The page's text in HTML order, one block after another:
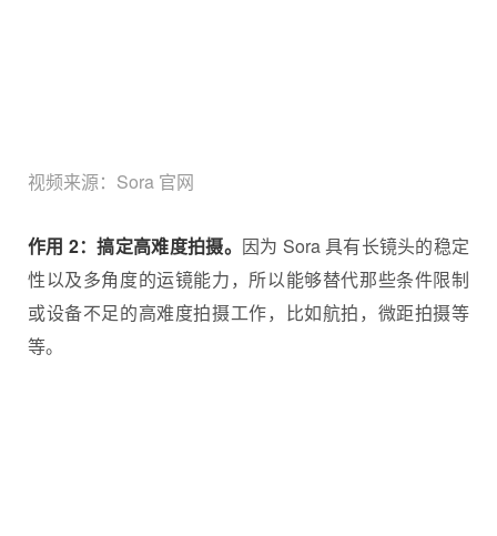
视频来源：Sora 官网
作用 2：搞定高难度拍摄。 因为 Sora 具有长镜头的稳定
性以及多角度的运镜能力，所以能够替代那些条件限制
或设备不足的高难度拍摄工作，比如航拍，微距拍摄等
等。